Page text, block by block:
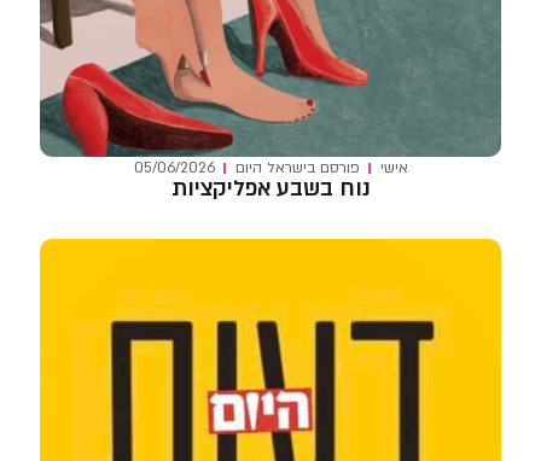
אישי פורסם בישראל היום 05/06/2026
נוח בשבע אפליקציות